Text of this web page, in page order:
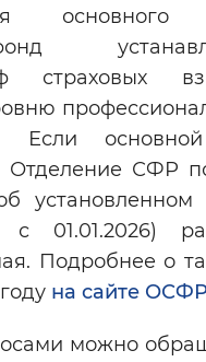
основного
страховых
Если
Отделение СФР
01.01.2026)
Подробнее о
на сайте
можно